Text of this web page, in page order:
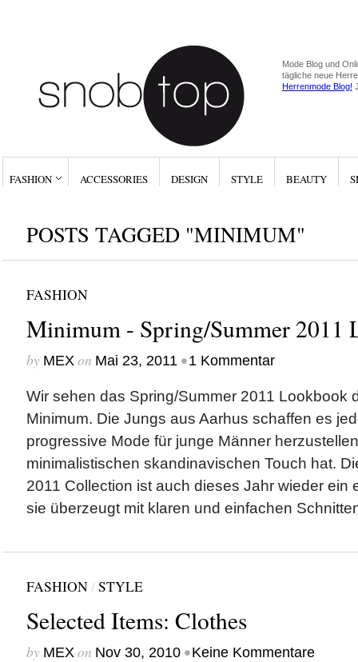
Mode Blog und
tägliche neue
Herrenmode Blog!
FASHION ACCESSORIES DESIGN STYLE BEAUTY
POSTS TAGGED "MINIMUM"
FASHION
Minimum - Spring/Summer 2011
by MEXon Mai 23, 2011 •1 Kommentar
Wir sehen das Spring/Summer 2011 Lookbook
Minimum. Die Jungs aus Aarhus schaffen es
progressive Mode für junge Männer
minimalistischen skandinavischen Touch hat.
2011 Collection ist auch dieses Jahr wieder ein
sie überzeugt mit klaren und einfachen
FASHION/STYLE
Selected Items: Clothes
by MEXon Nov 30, 2010 •Keine Kommentare